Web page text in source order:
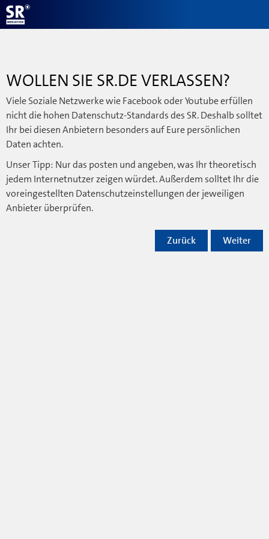
WOLLEN SIE SR.DE VERLASSEN?
Viele Soziale Netzwerke wie Facebook oder Youtube erfüllen
nicht die hohen Datenschutz-Standards des SR. Deshalb solltet
Ihr bei diesen Anbietern besonders auf Eure persönlichen
Daten achten.
Unser Tipp: Nur das posten und angeben, was Ihr theoretisch
jedem Internetnutzer zeigen würdet. Außerdem solltet Ihr die
voreingestellten Datenschutzeinstellungen der jeweiligen
Anbieter überprüfen.
Weiter
Zurück